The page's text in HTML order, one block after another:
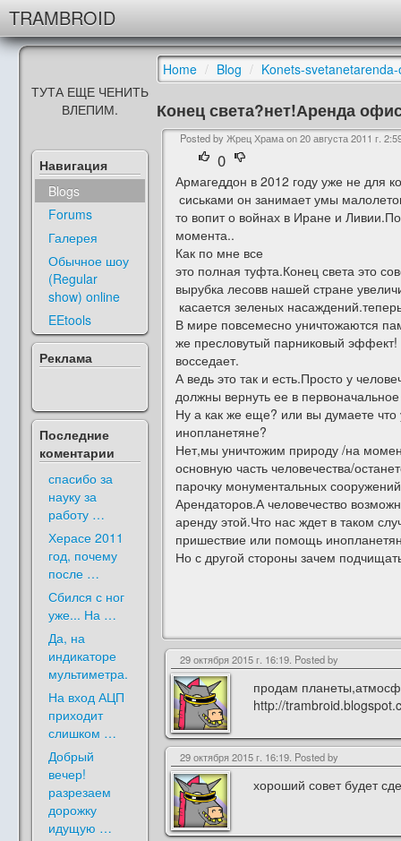
TRAMBROID
ТУТА ЕЩЕ ЧЕНИТЬ
ВЛЕПИМ.
Навигация
Blogs
Forums
Галерея
Обычное шоу
(Regular
show) online
EEtools
Реклама
Последние
коментарии
спасибо за
науку за
работу …
Херасе 2011
год, почему
после …
Сбился с ног
уже... На …
Да, на
индикаторе
мультиметра.
На вход АЦП
приходит
слишком …
Добрый
вечер!
разрезаем
дорожку
идущую …
Home / Blog / Konets-
Конец света?нет!Аренда
Posted by Жрец Храма on20 августа 2011 г.
0
Армагеддон в 2012 году уже не для
сиськами он занимает умы
то вопит о войнах в Иране и
момента..
Как по мне все
это полная туфта.Конец света это
вырубка лесовв нашей стране
касается зеленых
В мире повсемесно уничтожаются
же пресловутый парниковый эффект!
восседает.
А ведь это так и есть.Просто у
должны вернуть ее в
Ну а как же еще? или вы думаете
инопланетяне?
Нет,мы уничтожим природу /на
основную часть человечества/
парочку монументальных
Арендаторов.А человечество
аренду этой.Что нас ждет в таком
пришествие или помощь
Но с другой стороны зачем
29 октября 2015 г. 16:19. Posted by
продам
http://
29 октября 2015 г. 16:19. Posted by
хороший совет будет